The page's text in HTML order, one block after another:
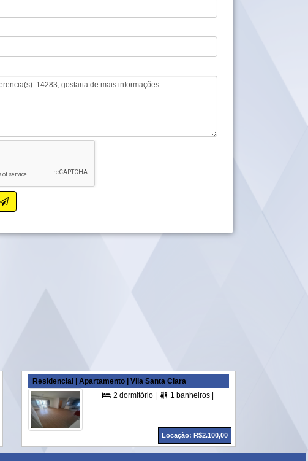
50,00 m² A. Útil |
Residencial | Apartamento | Vila Santa Clara
 2 dormitório |  1 banheiros |
Locação: R$2.100,00